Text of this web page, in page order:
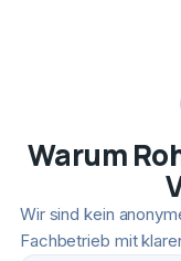
Warum
Wir sind kein
Fachbetrieb mit